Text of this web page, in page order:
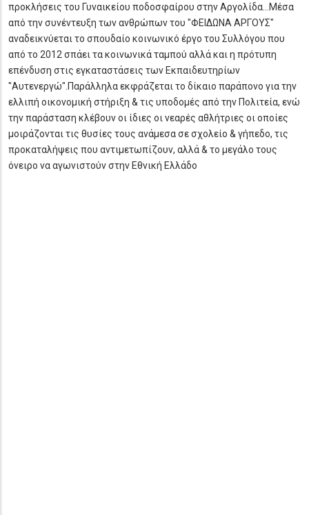
προκλήσεις του Γυναικείου ποδοσφαίρου στην Αργολίδα...Μέσα
από την συνέντευξη των ανθρώπων του "ΦΕΙΔΩΝΑ ΑΡΓΟΥΣ"
αναδεικνύεται το σπουδαίο κοινωνικό έργο του Συλλόγου που
από το 2012 σπάει τα κοινωνικά ταμπού αλλά και η πρότυπη
επένδυση στις εγκαταστάσεις των Εκπαιδευτηρίων
"Αυτενεργώ".Παράλληλα εκφράζεται το δίκαιο παράπονο για την
ελλιπή οικονομική στήριξη & τις υποδομές από την Πολιτεία, ενώ
την παράσταση κλέβουν οι ίδιες οι νεαρές αθλήτριες οι οποίες
μοιράζονται τις θυσίες τους ανάμεσα σε σχολείο & γήπεδο, τις
προκαταλήψεις που αντιμετωπίζουν, αλλά & το μεγάλο τους
όνειρο να αγωνιστούν στην Εθνική Ελλάδο